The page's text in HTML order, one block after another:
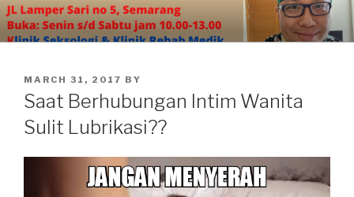
Skip
to
content
POSTED
ON
MARCH 31, 2017 BY
Saat Berhubungan Intim Wanita
Sulit Lubrikasi??